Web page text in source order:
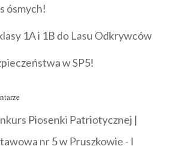
ósmych!
1A i 1B do Lasu Odkrywców
w SP5!
Piosenki Patriotycznej |
nr 5 w Pruszkowie - I